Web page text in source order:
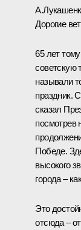
Дорогие
65 лет
советскую
называли
праздник.
сказал
посмотрев
Победе.
высокого
города –
Это
отсюда –